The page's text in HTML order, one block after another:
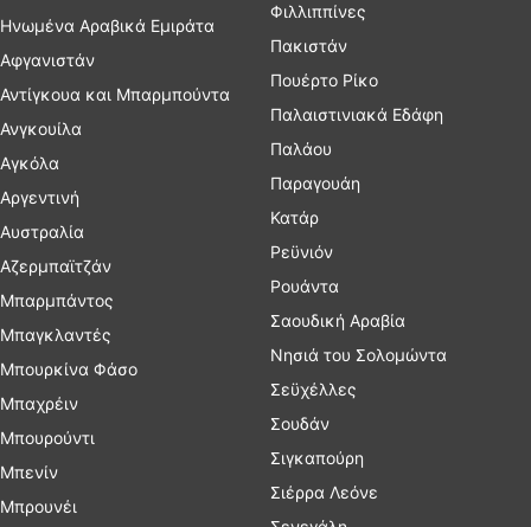
Ηνωμένα Αραβικά Εμιράτα
Αφγανιστάν
Αντίγκουα και Μπαρμπούντα
Ανγκουίλα
Αγκόλα
Αργεντινή
Αυστραλία
Αζερμπαϊτζάν
Μπαρμπάντος
Μπαγκλαντές
Μπουρκίνα Φάσο
Μπαχρέιν
Μπουρούντι
Μπενίν
Μπρουνέι
Φιλλιππίνες
Πακιστάν
Πουέρτο Ρίκο
Παλαιστινιακά Εδάφη
Παλάου
Παραγουάη
Κατάρ
Ρεϋνιόν
Ρουάντα
Σαουδική Αραβία
Νησιά του Σολομώντα
Σεϋχέλλες
Σουδάν
Σιγκαπούρη
Σιέρρα Λεόνε